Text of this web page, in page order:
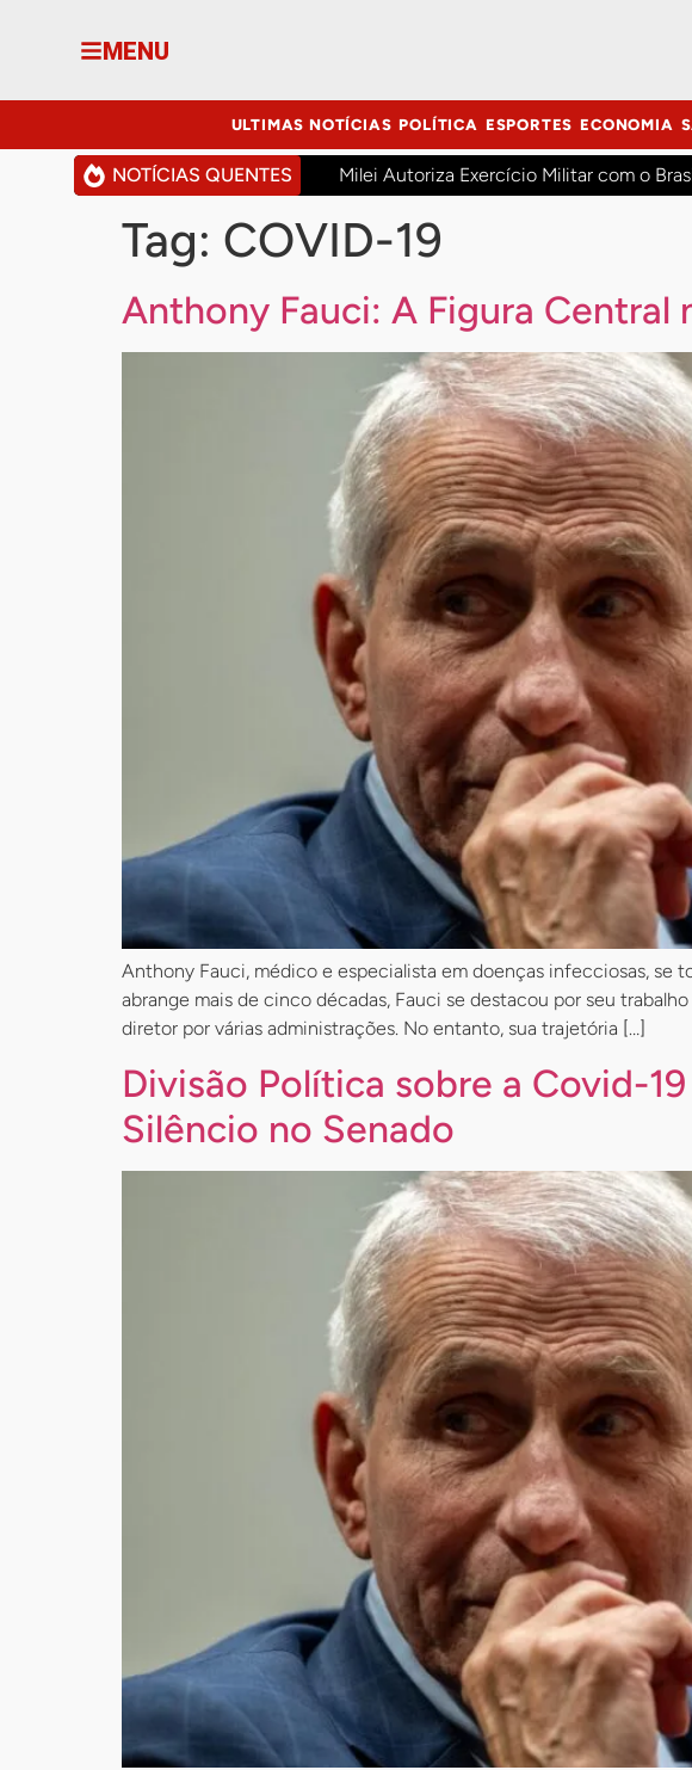
MENU
ULTIMAS NOTÍCIAS POLÍTICA ESPORTES ECONOMIA
NOTÍCIAS QUENTES Milei Autoriza Exercício Militar com o
Tag: COVID-19
Anthony Fauci: A Figura Central
Anthony Fauci, médico e especialista em doenças infecciosas, se
abrange mais de cinco décadas, Fauci se destacou por seu
diretor por várias administrações. No entanto, sua trajetória […]
Divisão Política sobre a Covid-
Silêncio no Senado